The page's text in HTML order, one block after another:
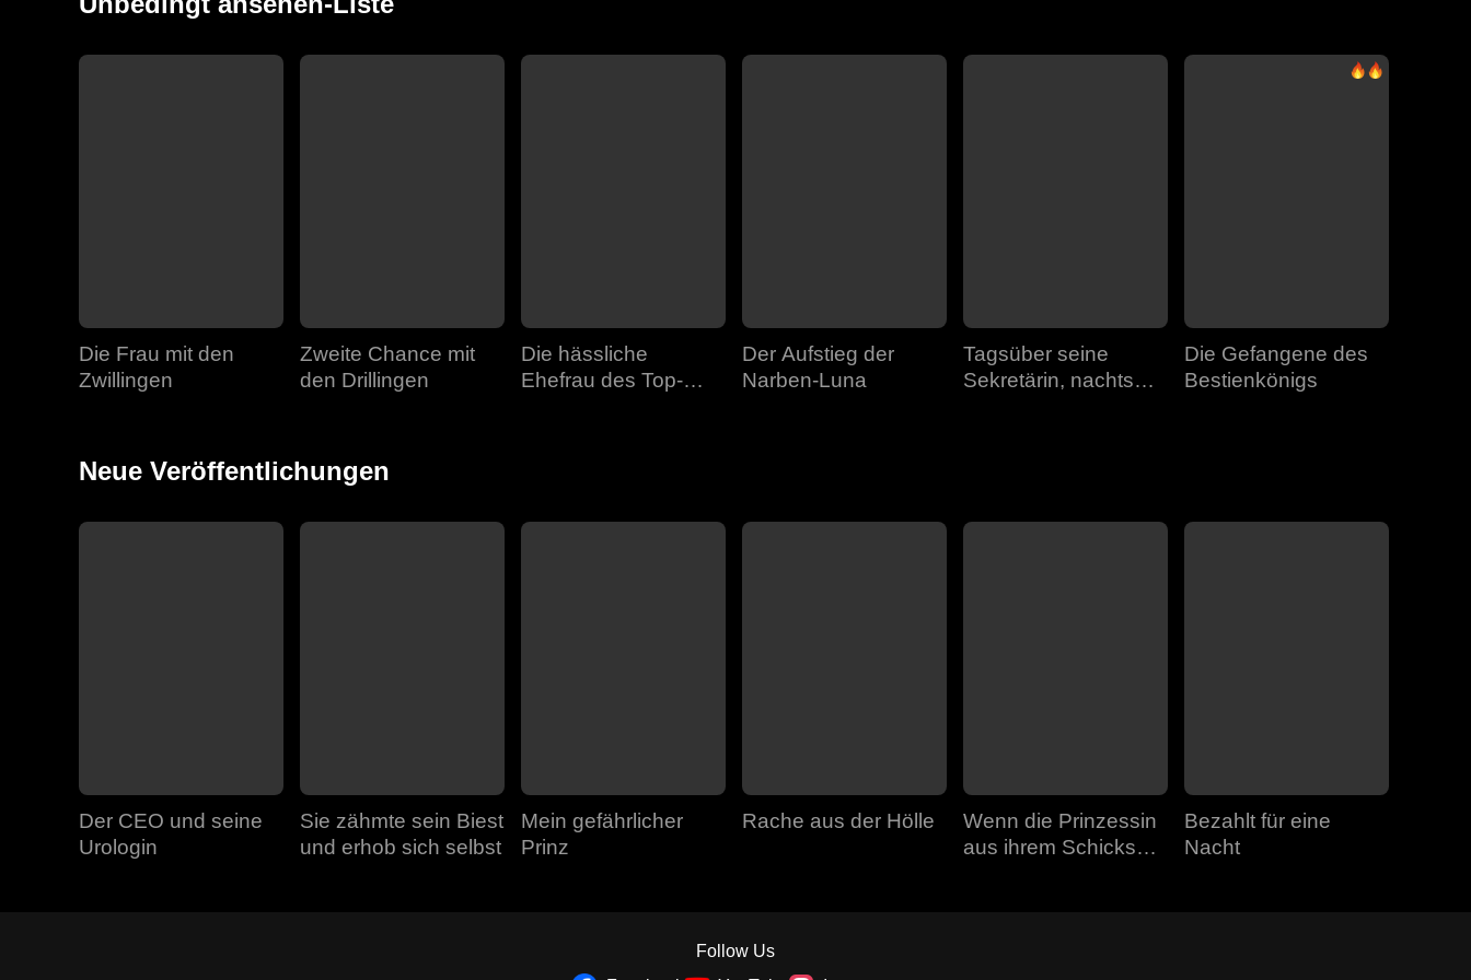
Folge 40
Die Frau mit den
Zwillingen
Zweite Chance mit
den Drillingen
Die hässliche
Ehefrau des Top-
Der Aufstieg der
Narben-Luna
Tagsüber seine
Sekretärin, nachts
Die Gefangene des
Bestienkönigs
Neue Veröffentlichungen
Der CEO und seine
Urologin
Sie zähmte sein Biest
und erhob sich selbst
Mein gefährlicher
Prinz
Rache aus der Hölle
Wenn die Prinzessin
aus ihrem Schicksal
Bezahlt für eine
Nacht
Follow Us